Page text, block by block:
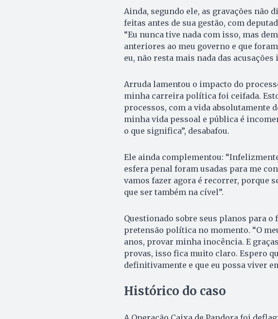
Ainda, segundo ele, as gravações não
feitas antes de sua gestão, com
“Eu nunca tive nada com isso, mas
anteriores ao meu governo e que
eu, não resta mais nada das acusações
Arruda lamentou o impacto do
minha carreira política foi ceifada.
processos, com a vida absolutamente
minha vida pessoal e pública é
o que significa”, desabafou.
Ele ainda complementou:
esfera penal foram usadas para me
vamos fazer agora é recorrer, porque
que ser também na cível”.
Questionado sobre seus planos para
pretensão política no momento. “O
anos, provar minha inocência. E
provas, isso fica muito claro. Espero
definitivamente e que eu possa viver
Histórico do caso